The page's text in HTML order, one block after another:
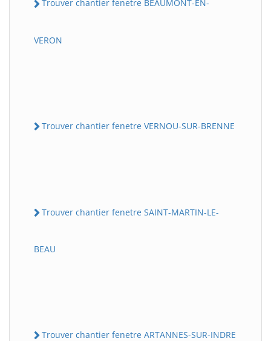
Trouver chantier fenetre BEAUMONT-EN-
VERON
Trouver chantier fenetre VERNOU-SUR-BRENNE
Trouver chantier fenetre SAINT-MARTIN-LE-
BEAU
Trouver chantier fenetre ARTANNES-SUR-INDRE